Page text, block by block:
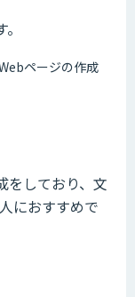
ページの作成
をしており、文
におすすめで